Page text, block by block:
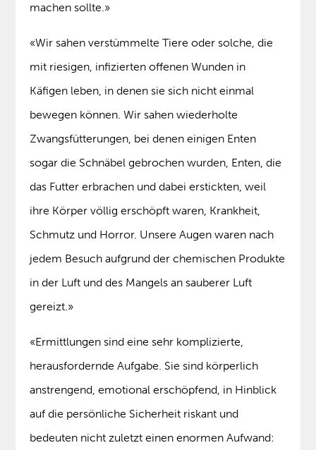
machen sollte.»
«Wir sahen verstümmelte Tiere oder solche, die
mit riesigen, infizierten offenen Wunden in
Käfigen leben, in denen sie sich nicht einmal
bewegen können. Wir sahen wiederholte
Zwangsfütterungen, bei denen einigen Enten
sogar die Schnäbel gebrochen wurden, Enten, die
das Futter erbrachen und dabei erstickten, weil
ihre Körper völlig erschöpft waren, Krankheit,
Schmutz und Horror. Unsere Augen waren nach
jedem Besuch aufgrund der chemischen Produkte
in der Luft und des Mangels an sauberer Luft
gereizt.»
«Ermittlungen sind eine sehr komplizierte,
herausfordernde Aufgabe. Sie sind körperlich
anstrengend, emotional erschöpfend, in Hinblick
auf die persönliche Sicherheit riskant und
bedeuten nicht zuletzt einen enormen Aufwand: